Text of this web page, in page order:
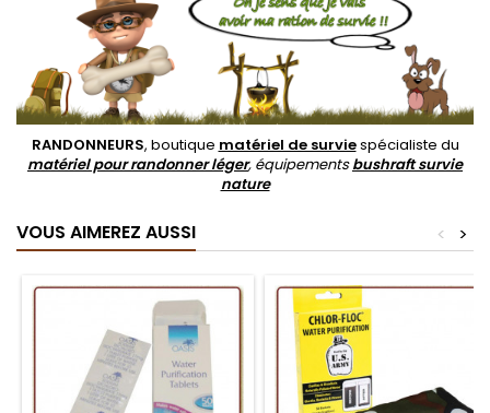
RANDONNEURS, boutique matériel de surviespécialiste du
matériel pour randonner léger, équipementsbushraft survie
nature
VOUS AIMEREZ AUSSI >
<